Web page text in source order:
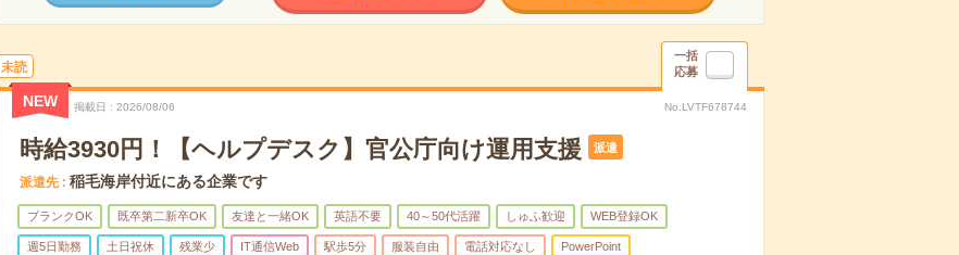
未読
一括
応募
NEW 掲載日 2026/08/06 No.LVTF678744
時給3930円！【ヘルプデスク】官公庁向け運用支援 派遣
派遣先 稲毛海岸付近にある企業です
ブランクOK 既卒第二新卒OK 友達と一緒OK 英語不要 40～50代活躍 しゅふ歓迎 WEB登録OK
週5日勤務 土日祝休 残業少 IT通信Web 駅歩5分 服装自由 電話対応なし PowerPoint